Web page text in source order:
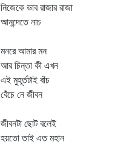
নিজেকে ভাব রাজার রাজা
আনন্দেতে নাচ
মনরে আমার মন
আর চিন্তা কী এখন
এই মুহূর্তটাই বাঁচ
বেঁচে নে জীবন
জীবনটা ছোট বলেই
হয়তো তাই এত মহান